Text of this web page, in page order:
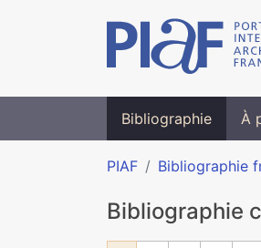
Bibliographie À
PIAF Bibliographie
Bibliographie